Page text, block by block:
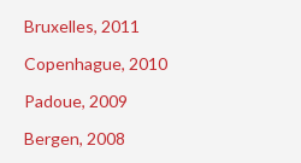
Bruxelles, 2011
Copenhague, 2010
Padoue, 2009
Bergen, 2008